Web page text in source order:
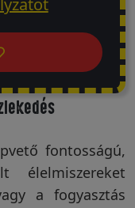
fontosságú,
élelmiszereket
a fogyasztás